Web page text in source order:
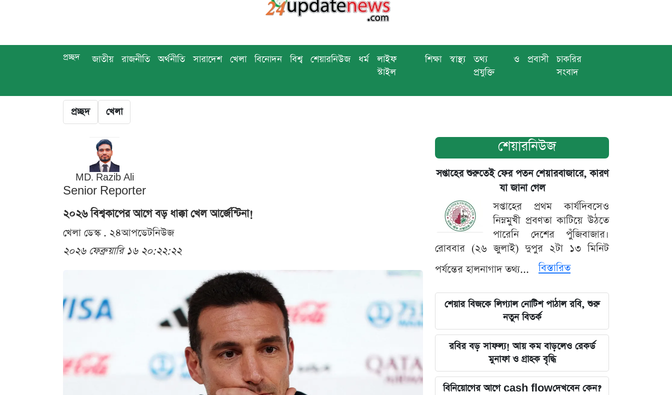
প্রচ্ছদ জাতীয় রাজনীতি অর্থনীতি সারাদেশ খেলা বিনোদন বিশ্ব শেয়ারনিউজ ধর্ম
লাইফ
স্টাইল
শিক্ষা স্বাস্থ্য
তথ্য ও
প্রযুক্তি
প্রবাসী
চাকরির
সংবাদ
প্রচ্ছদ খেলা
MD. Razib Ali
Senior Reporter
২০২৬ বিশ্বকাপের আগে বড় ধাক্কা খেল আর্জেন্টিনা!
খেলা ডেস্ক . ২৪আপডেটনিউজ
২০২৬ ফেব্রুয়ারি ১৬ ২০:২২:২২
শেয়ারনিউজ
সপ্তাহের শুরুতেই ফের পতন শেয়ারবাজারে, কারণ
যা জানা গেল
সপ্তাহের প্রথম কার্যদিবসেও
নিম্নমুখী প্রবণতা কাটিয়ে উঠতে
পারেনি দেশের পুঁজিবাজার।
রোববার (২৬ জুলাই) দুপুর ২টা ১৩ মিনিট
পর্যন্তের হালনাগাদ তথ্য...
বিস্তারিত
শেয়ার বিজকে লিগ্যাল নোটিশ পাঠাল রবি, শুরু
নতুন বিতর্ক
রবির বড় সাফল্য! আয় কম বাড়লেও রেকর্ড
মুনাফা ও গ্রাহক বৃদ্ধি
বিনিয়োগের আগে cash flowদেখবেন কেন?